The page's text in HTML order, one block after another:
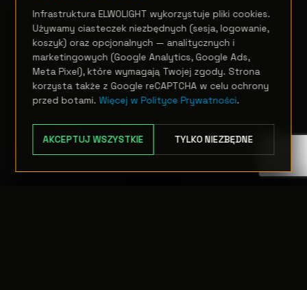
Infrastruktura ELWOLIGHT wykorzystuje pliki cookies.
Używamy ciasteczek niezbędnych (sesja, logowanie,
koszyk) oraz opcjonalnych — analitycznych i
marketingowych (Google Analytics, Google Ads,
Meta Pixel), które wymagają Twojej zgody. Strona
korzysta także z Google reCAPTCHA w celu ochrony
przed botami.Więcej w Polityce Prywatności.
AKCEPTUJ WSZYSTKIE TYLKO NIEZBĘDNE